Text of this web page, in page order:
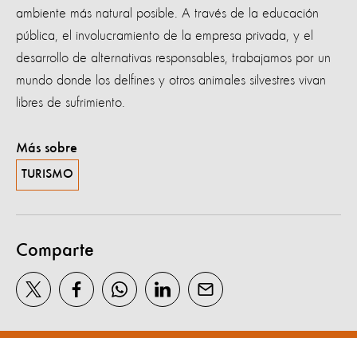
ambiente más natural posible. A través de la educación
pública, el involucramiento de la empresa privada, y el
desarrollo de alternativas responsables, trabajamos por un
mundo donde los delfines y otros animales silvestres vivan
libres de sufrimiento.
Más sobre
TURISMO
Comparte